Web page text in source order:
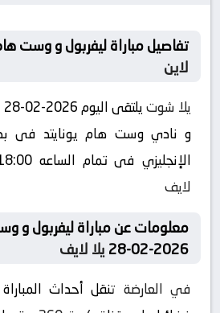
تفاصيل مباراة ليفربول و وست
لاين
يلا شوت
و نادي وست هام يونايتد فى
الإنجليزي فى تمام الساعه 18:00 بتوقيت مصر
لايف
معلومات عن مباراة ليفربول و
2026-02-28
يلا لايف
في العارضة تنقل أحداث